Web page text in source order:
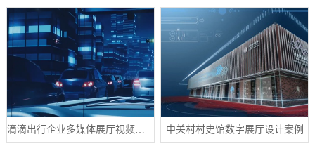
滴滴出行企业多媒体展厅视频制作案例 中关村村史馆数字展厅设计案例